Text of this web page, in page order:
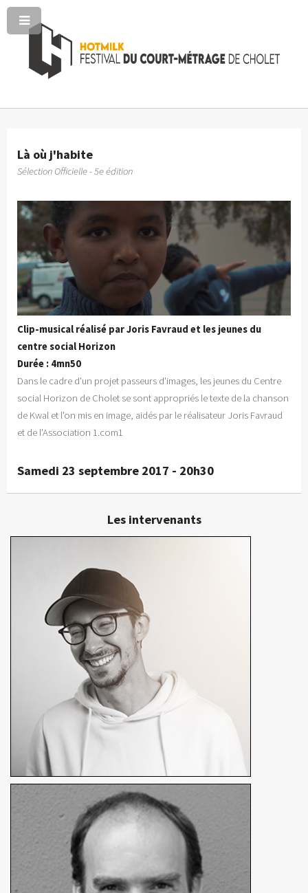
Là où j'habite
Sélection Officielle - 5e édition
Clip-musical réalisé par Joris Favraud et les jeunes du
centre social Horizon
Durée : 4mn50
Dans le cadre d'un projet passeurs d'images, les jeunes du Centre
social Horizon de Cholet se sont appropriés le texte de la chanson
de Kwal et l'on mis en image, aidés par le réalisateur Joris Favraud
et de l'Association 1.com1
Samedi 23 septembre 2017 - 20h30
Les intervenants
Réalisateur, chef opérateur
En détails
Nicolas Rodriguez
Animateur